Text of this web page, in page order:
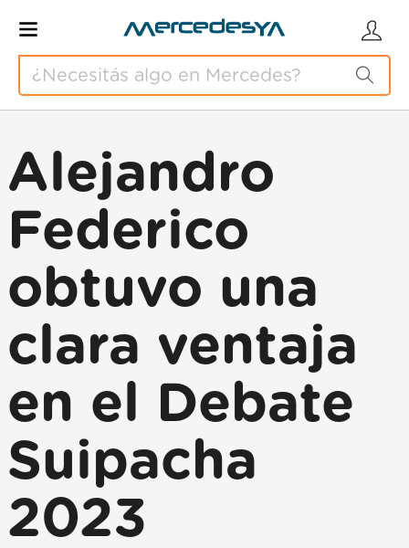
Alejandro
Federico
obtuvo una
clara ventaja
en el Debate
Suipacha
2023